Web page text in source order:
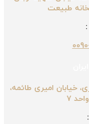
طبیعت
خیابان امیری طائمه،